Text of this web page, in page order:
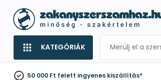
KATEGÓRIÁK
50 000 Ft felett ingyenes kiszállítás*